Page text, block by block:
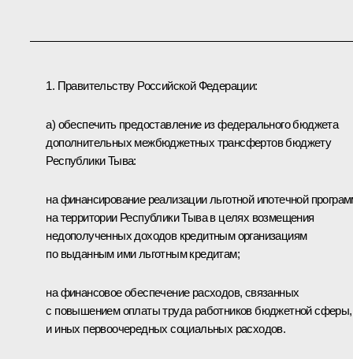
1. Правительству Российской Федерации:
a) обеспечить предоставление из федерального бюджета
дополнительных межбюджетных трансфертов бюджету
Республики Тыва:
на финансирование реализации льготной ипотечной
на территории Республики Тыва в целях возмещения
недополученных доходов кредитным организациям
по выданным ими льготным кредитам;
на финансовое обеспечение расходов, связанных
с повышением оплаты труда работников бюджетной сферы,
и иных первоочередных социальных расходов.